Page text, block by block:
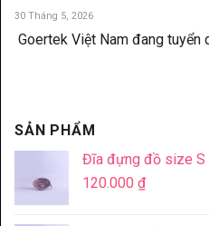
30 Tháng 5, 2026
Goertek Việt Nam đang tuyển
SẢN PHẨM
Đĩa đựng đồ size S
120.000 ₫